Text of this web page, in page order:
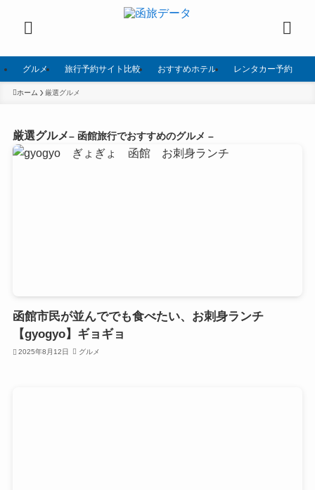
グルメ 旅行予約サイト比較 おすすめホテル レンタカー予約
ホーム 厳選グルメ
厳選グルメ– 函館旅行でおすすめのグルメ –
函館市民が並んででも食べたい、お刺身ランチ
【gyogyo】ギョギョ
2025年8月12日 グルメ